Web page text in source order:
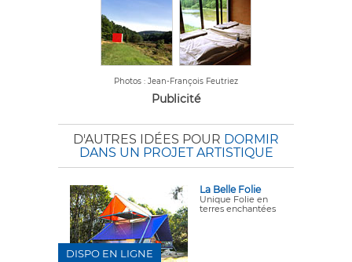
Photos : Jean-François Feutriez
Publicité
D'AUTRES IDÉES POUR DORMIR
DANS UN PROJET ARTISTIQUE
La Belle Folie
Unique Folie en
terres enchantées
DISPO EN LIGNE